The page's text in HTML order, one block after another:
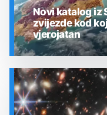
SVEMIR
Novi katalog iz
zvijezde kod
vjerojatan